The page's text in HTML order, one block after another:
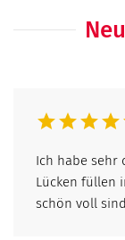
Ich habe sehr
Lücken füllen
schön voll